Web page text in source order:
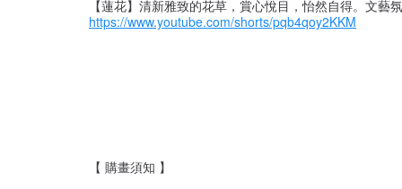
【蓮花】清新雅致的花草，賞心悅目，怡然自得。文
https://www.youtube.com/shorts/pqb4qoy2KKM
【 購畫須知 】